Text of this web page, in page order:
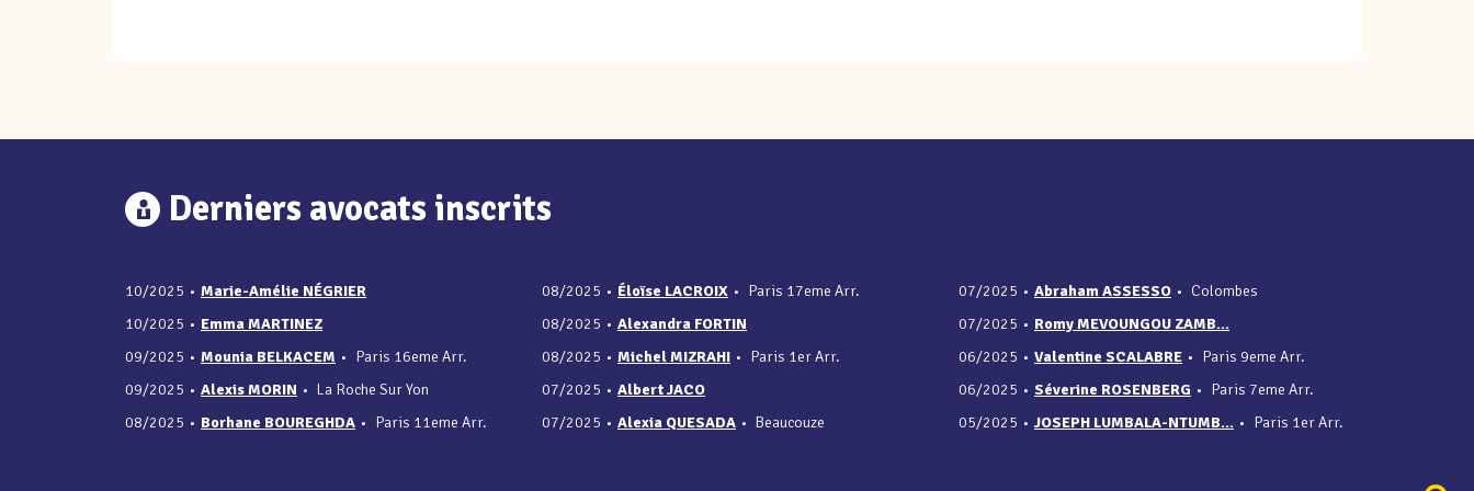
Derniers avocats inscrits
10/2025 • Marie-Amélie NÉGRIER
10/2025 • Emma MARTINEZ
09/2025 • Mounia BELKACEM • Paris 16eme Arr.
09/2025 • Alexis MORIN • La Roche Sur Yon
08/2025 • Borhane BOUREGHDA • Paris 11eme Arr.
08/2025 • Éloïse LACROIX • Paris 17eme Arr.
08/2025 • Alexandra FORTIN
08/2025 • Michel MIZRAHI • Paris 1er Arr.
07/2025 • Albert JACO
07/2025 • Alexia QUESADA • Beaucouze
07/2025 • Abraham ASSESSO • Colombes
07/2025 • Romy MEVOUNGOU ZAMB...
06/2025 • Valentine SCALABRE • Paris 9eme Arr.
06/2025 • Séverine ROSENBERG • Paris 7eme Arr.
05/2025 • JOSEPH LUMBALA-NTUMB... • Paris 1er Arr.